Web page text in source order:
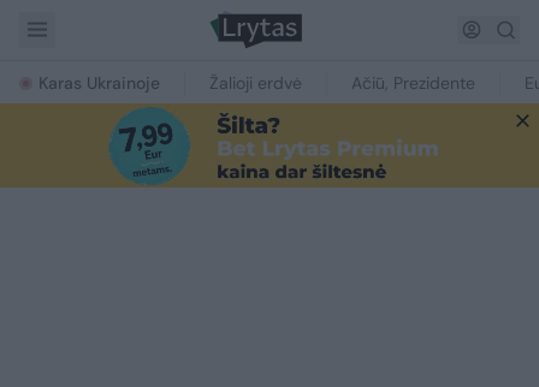
Karas Ukrainoje Žalioji erdvė Ačiū, Prezidente